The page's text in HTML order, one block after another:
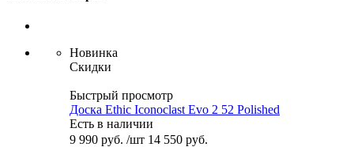
Новинка
Скидки
Быстрый просмотр
Доска Ethic Iconoclast Evo 2 52 Polished
Есть в наличии
9 990 руб. /шт 14 550 руб.